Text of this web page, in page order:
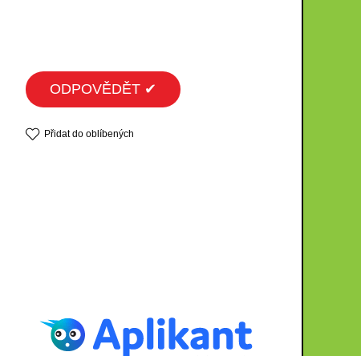
ODPOVĚDĚT ✔
Přidat do oblíbených